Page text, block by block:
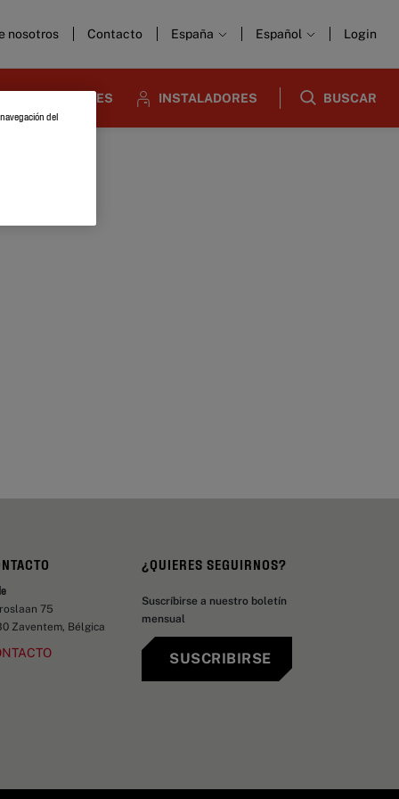
nosotros Contacto España Español Login
DISEÑADORES INSTALADORES BUSCAR
75
Zaventem, Bélgica
¿QUIERES SEGUIRNOS?
Suscríbirse a nuestro boletín
mensual
SUSCRIBIRSE
del